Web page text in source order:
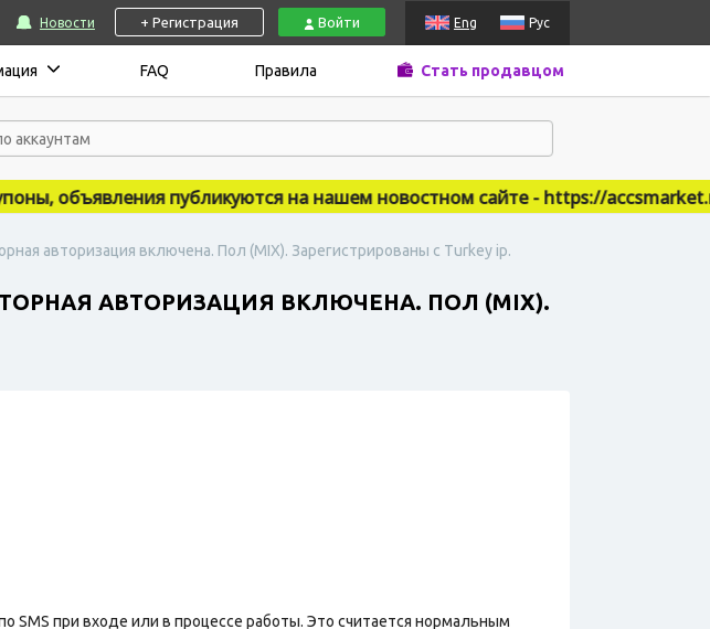
Новости + Регистрация Войти Eng Рус
FAQ Правила Стать продавцом
объявления публикуются на нашем новостном сайте - https://
авторизация включена. Пол (MIX). Зарегистрированы с Turkey ip.
АВТОРИЗАЦИЯ ВКЛЮЧЕНА. ПОЛ (MIX).
SMS при входе или в процессе работы. Это считается нормальным